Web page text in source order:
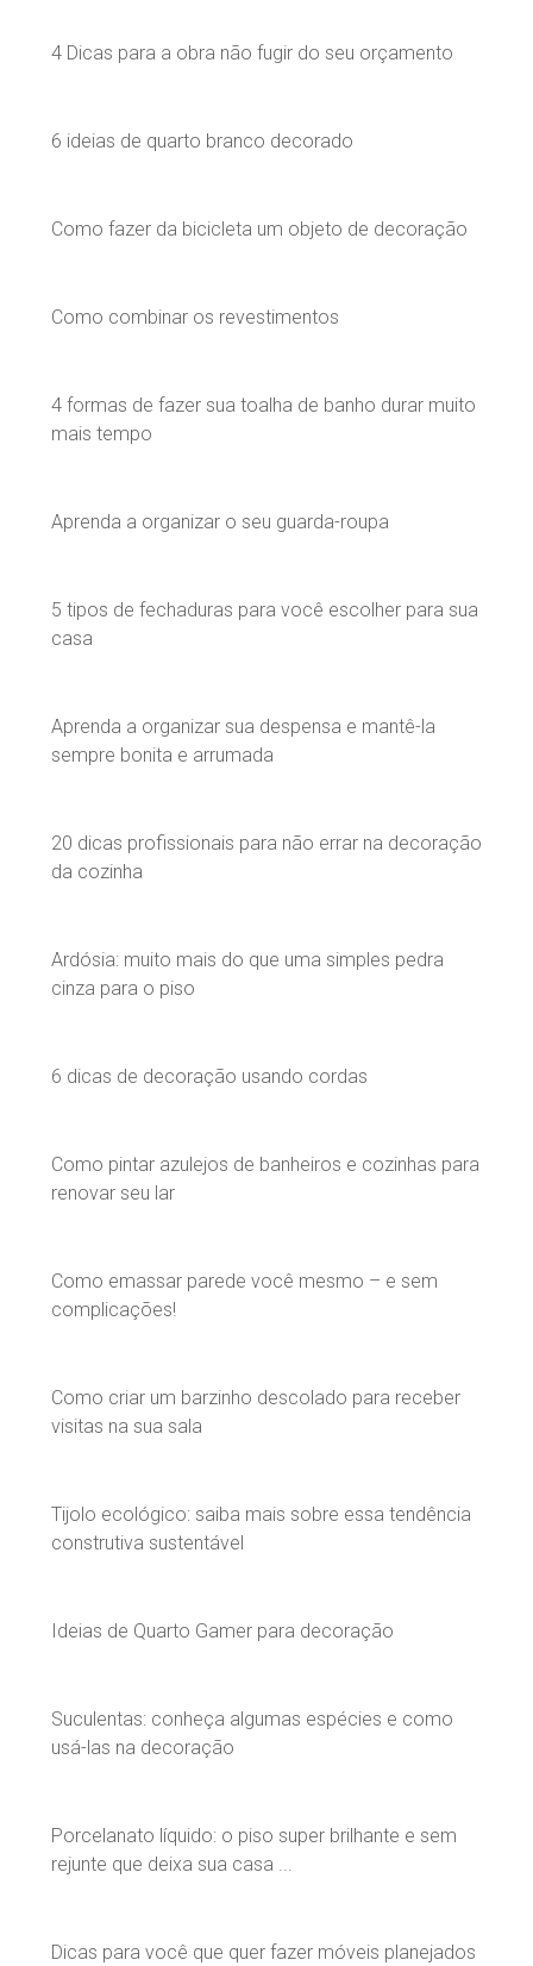
4 Dicas para a obra não fugir do seu orçamento
6 ideias de quarto branco decorado
Como fazer da bicicleta um objeto de decoração
Como combinar os revestimentos
4 formas de fazer sua toalha de banho durar muito
mais tempo
Aprenda a organizar o seu guarda-roupa
5 tipos de fechaduras para você escolher para sua
casa
Aprenda a organizar sua despensa e mantê-la
sempre bonita e arrumada
20 dicas profissionais para não errar na decoração
da cozinha
Ardósia: muito mais do que uma simples pedra
cinza para o piso
6 dicas de decoração usando cordas
Como pintar azulejos de banheiros e cozinhas para
renovar seu lar
Como emassar parede você mesmo – e sem
complicações!
Como criar um barzinho descolado para receber
visitas na sua sala
Tijolo ecológico: saiba mais sobre essa tendência
construtiva sustentável
Ideias de Quarto Gamer para decoração
Suculentas: conheça algumas espécies e como
usá-las na decoração
Porcelanato líquido: o piso super brilhante e sem
rejunte que deixa sua casa ...
Dicas para você que quer fazer móveis planejados